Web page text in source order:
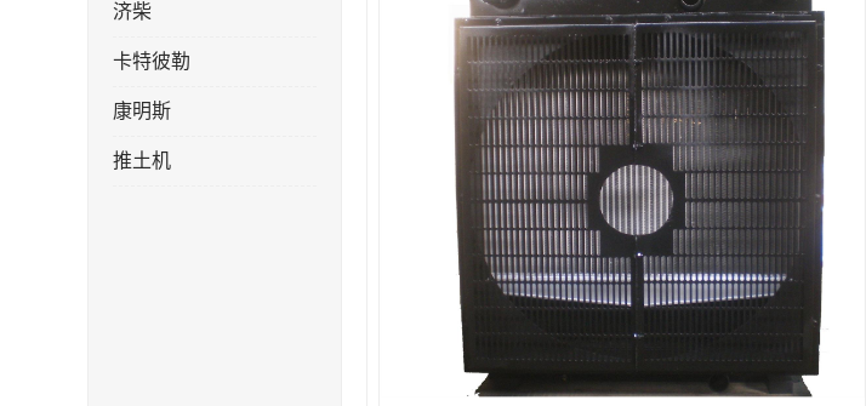
济柴
卡特彼勒
康明斯
推土机